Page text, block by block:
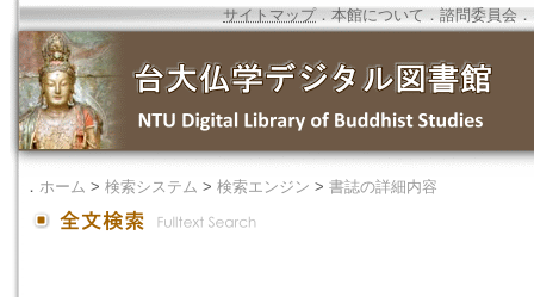
サイトマップ．本館について ． 諮問委員会 ．
． ホーム > 検索システム > 検索エンジン > 書誌の詳細内容